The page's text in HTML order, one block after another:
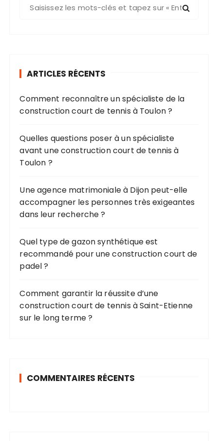
e
p
u
r
ARTICLES RÉCENTS
Comment reconnaître un spécialiste de la
construction court de tennis à Toulon ?
Quelles questions poser à un spécialiste
avant une construction court de tennis à
Toulon ?
Une agence matrimoniale à Dijon peut-elle
accompagner les personnes très exigeantes
dans leur recherche ?
Quel type de gazon synthétique est
recommandé pour une construction court de
padel ?
Comment garantir la réussite d’une
construction court de tennis à Saint-Etienne
sur le long terme ?
COMMENTAIRES RÉCENTS